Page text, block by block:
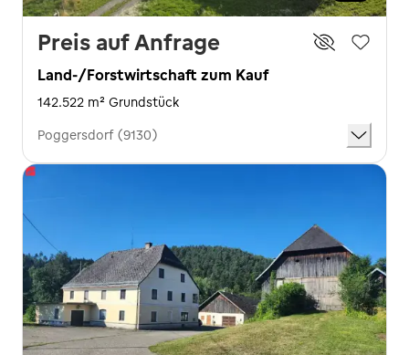
Preis auf Anfrage
Land-/Forstwirtschaft zum Kauf
142.522 m² Grundstück
Poggersdorf (9130)